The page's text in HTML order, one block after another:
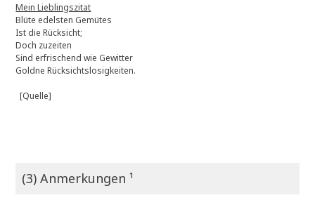
Mein Lieblingszitat
Blüte edelsten Gemütes
Ist die Rücksicht;
Doch zuzeiten
Sind erfrischend wie Gewitter
Goldne Rücksichtslosigkeiten.
[Quelle]
(3) Anmerkungen ¹